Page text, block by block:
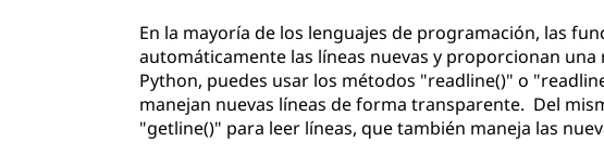
En la mayoría de los lenguajes de programación, las
automáticamente las líneas nuevas y proporcionan
Python, puedes usar los métodos "readline()" o
manejan nuevas líneas de forma transparente. Del
"getline()" para leer líneas, que también maneja las